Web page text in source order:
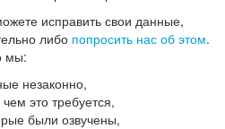
исправить свои данные,
либо попросить нас об этом.
мы:
незаконно,
это требуется,
были озвучены,